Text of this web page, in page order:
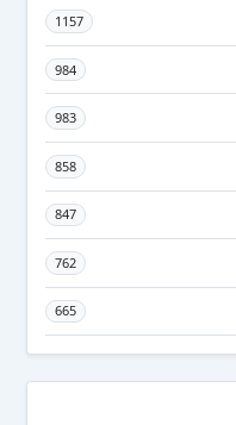
1157
984
983
858
847
762
665